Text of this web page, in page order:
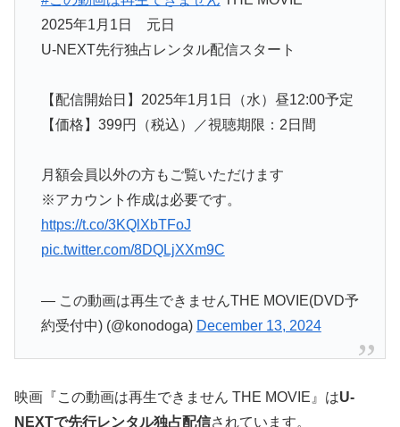
2025年1月1日 元日
U-NEXT先行独占レンタル配信スタート
【配信開始日】2025年1月1日（水）昼12:00予定
【価格】399円（税込）／視聴期限：2日間
月額会員以外の方もご覧いただけます
※アカウント作成は必要です。
https://t.co/3KQlXbTFoJ
pic.twitter.com/8DQLjXXm9C
— この動画は再生できませんTHE MOVIE(DVD予
約受付中) (@konodoga) December 13, 2024
映画『この動画は再生できません THE MOVIE』はU-
NEXTで先行レンタル独占配信されています。